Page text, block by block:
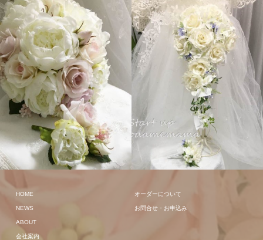
クラッチ
キャスケー
HOME
NEWS
ABOUT
会社案内
オーダーについて
お問合せ・お申込み